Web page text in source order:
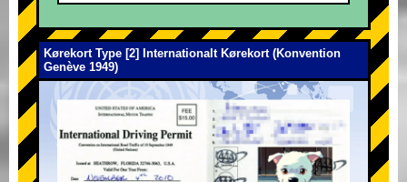
Kørekort Type [2] Internationalt Kørekort (Konvention
Genève 1949)